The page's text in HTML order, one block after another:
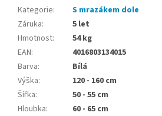
Kategorie:
S mrazákem dole
Záruka:
5 let
Hmotnost:
54 kg
EAN:
4016803134015
Barva:
Bílá
Výška:
120 - 160 cm
Šířka:
50 - 55 cm
Hloubka:
60 - 65 cm